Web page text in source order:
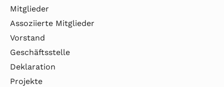
Mitglieder
Assoziierte Mitglieder
Vorstand
Geschäftsstelle
Deklaration
Projekte